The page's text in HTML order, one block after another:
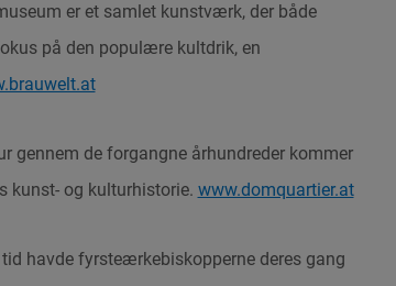
er et samlet kunstværk, der både
på den populære kultdrik, en
gennem de forgangne århundreder kommer
kunst- og kulturhistorie. www.domquartier.at
havde fyrsteærkebiskopperne deres gang